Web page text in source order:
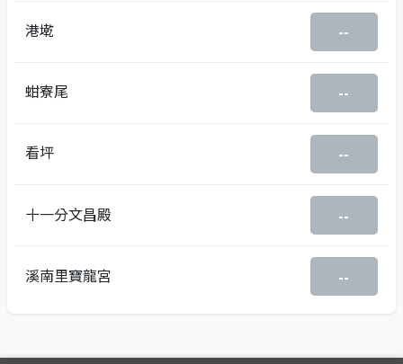
港墘 --
蚶寮尾 --
看坪 --
十一分文昌殿 --
溪南里寶龍宮 --